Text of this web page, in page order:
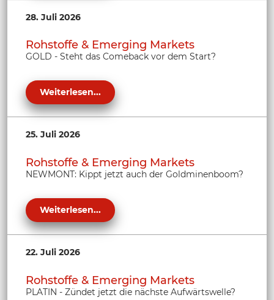
28. Juli 2026
Rohstoffe & Emerging Markets
GOLD - Steht das Comeback vor dem Start?
Weiterlesen...
25. Juli 2026
Rohstoffe & Emerging Markets
NEWMONT: Kippt jetzt auch der Goldminenboom?
Weiterlesen...
22. Juli 2026
Rohstoffe & Emerging Markets
PLATIN - Zündet jetzt die nächste Aufwärtswelle?